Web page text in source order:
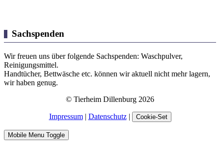
Sachspenden
Wir freuen uns über folgende Sachspenden: Waschpulver,
Reinigungsmittel.
Handtücher, Bettwäsche etc. können wir aktuell nicht mehr lagern,
wir haben genug.
© Tierheim Dillenburg 2026
Impressum| Datenschutz| Cookie-Set
Mobile Menu Toggle